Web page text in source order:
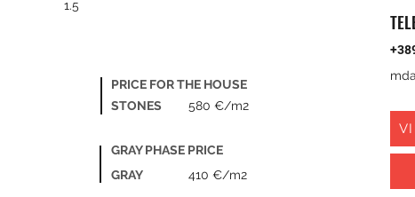
1.5
PRICE FOR THE HOUSE
STONES
580 €/m2
GRAY PHASE PRICE
GRAY
410 €/m2